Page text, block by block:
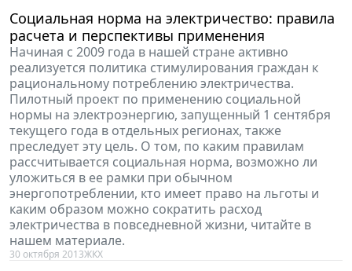
Социальная норма на электричество: правила
расчета и перспективы применения
Начиная с 2009 года в нашей стране активно
реализуется политика стимулирования граждан к
рациональному потреблению электричества.
Пилотный проект по применению социальной
нормы на электроэнергию, запущенный 1 сентября
текущего года в отдельных регионах, также
преследует эту цель. О том, по каким правилам
рассчитывается социальная норма, возможно ли
уложиться в ее рамки при обычном
энергопотреблении, кто имеет право на льготы и
каким образом можно сократить расход
электричества в повседневной жизни, читайте в
нашем материале.
30 октября 2013ЖКХ